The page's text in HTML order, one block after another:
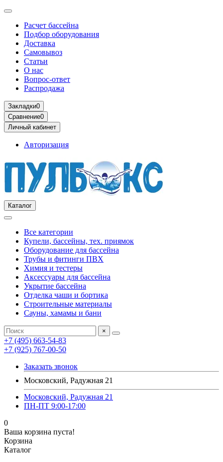
Расчет бассейна
Подбор оборудования
Доставка
Самовывоз
Статьи
О нас
Вопрос-ответ
Распродажа
Закладки0
Сравнение0
Личный кабинет
Авторизация
Каталог
Все категории
Купели, бассейны, тех. приямок
Оборудование для бассейна
Трубы и фитинги ПВХ
Химия и тестеры
Аксессуары для бассейна
Укрытие бассейна
Отделка чаши и бортика
Строительные материалы
Сауны, хамамы и бани
×
+7 (495) 663-54-83
+7 (925) 767-00-50
Заказать звонок
Московский, Радужная 21
Московский, Радужная 21
ПН-ПТ 9:00-17:00
0
Ваша корзина пуста!
Корзина
Каталог